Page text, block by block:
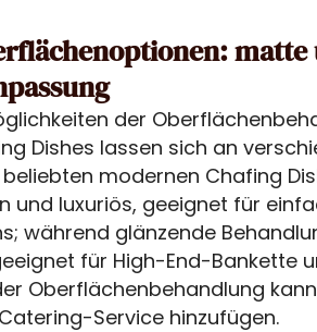
matte
der
Dishes lassen sich an
modernen Chafing
und luxuriös, geeignet für
während glänzende
für High-End-Bankette
Oberflächenbehandlung
Service hinzufügen.